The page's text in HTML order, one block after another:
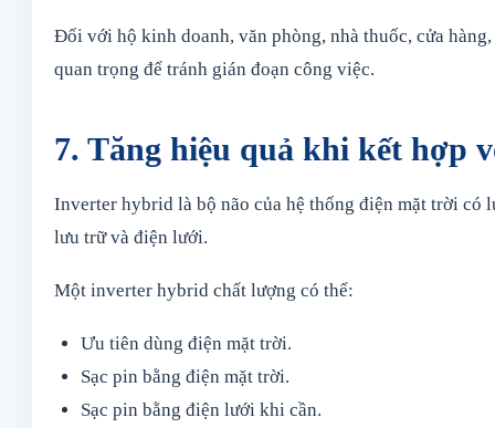
Đối với hộ kinh doanh, văn phòng, nhà thuốc, cửa
quan trọng để tránh gián đoạn công việc.
7. Tăng hiệu quả khi kết hợp
Inverter hybrid là bộ não của hệ thống điện mặt trời
lưu trữ và điện lưới.
Một inverter hybrid chất lượng có thể:
Ưu tiên dùng điện mặt trời.
Sạc pin bằng điện mặt trời.
Sạc pin bằng điện lưới khi cần.